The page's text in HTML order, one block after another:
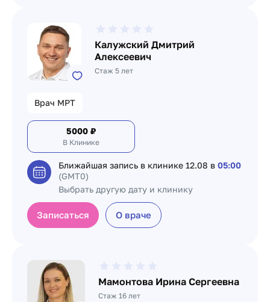
Калужский Дмитрий
Алексеевич
Стаж 5 лет
Врач МРТ
5000 ₽
В Клинике
Ближайшая запись в клинике 12.08 в 05:00
(GMT0)
Выбрать другую дату и клинику
Записаться О враче
Мамонтова Ирина Сергеевна
Стаж 16 лет